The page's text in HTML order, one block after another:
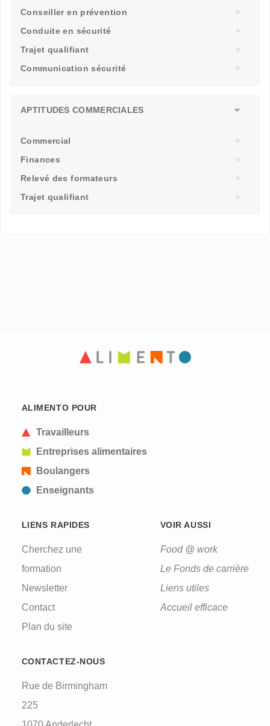
Conseiller en prévention
Conduite en sécurité
Trajet qualifiant
Communication sécurité
APTITUDES COMMERCIALES
Commercial
Finances
Relevé des formateurs
Trajet qualifiant
ALIMENTO POUR
Travailleurs
Entreprises alimentaires
Boulangers
Enseignants
LIENS RAPIDES
Cherchez une
formation
Newsletter
Contact
Plan du site
VOIR AUSSI
Food @ work
Le Fonds de carrière
Liens utiles
Accueil efficace
CONTACTEZ-NOUS
Rue de Birmingham
225